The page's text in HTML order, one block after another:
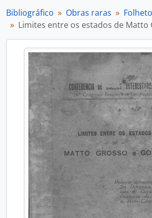
Bibliográfico Obras raras
Limites entre os estados de Matto